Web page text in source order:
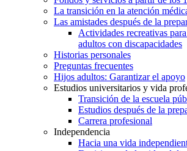
La transición en la atención
Las amistades después de la
Actividades recreativas
adultos con discapacidades
Historias personales
Preguntas frecuentes
Hijos adultos: Garantizar el apoyo
Estudios universitarios y vida
Transición de la escuela
Estudios después de la
Carrera profesional
Independencia
Hacia una vida